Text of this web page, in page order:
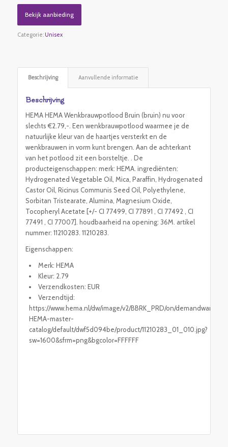
Bekijk aanbieding
Categorie: Unisex
Beschrijving Aanvullende informatie
Beschrijving
HEMA HEMA Wenkbrauwpotlood Bruin (bruin) nu voor
slechts €2.79,-. Een wenkbrauwpotlood waarmee je de
natuurlijke kleur van de haartjes versterkt en de
wenkbrauwen in vorm kunt brengen. Aan de achterkant
van het potlood zit een borsteltje. . De
producteigenschappen: merk: HEMA. ingrediënten:
Hydrogenated Vegetable Oil, Mica, Paraffin, Hydrogenated
Castor Oil, Ricinus Communis Seed Oil, Polyethylene,
Sorbitan Tristearate, Alumina, Magnesium Oxide,
Tocopheryl Acetate [+/- CI 77499, CI 77891 , CI 77492 , CI
77491 , CI 77007]. houdbaarheid na opening: 36M. artikel
nummer: 11210283. 11210283.
Eigenschappen:
Merk: HEMA
Kleur: 2.79
Verzendkosten: EUR
Verzendtijd:
https://www.hema.nl/dw/image/v2/BBRK_PRD/on/
HEMA-master-
catalog/default/dwf5d094be/product/11210283_01_010.jpg?
sw=1600&sfrm=png&bgcolor=FFFFFF